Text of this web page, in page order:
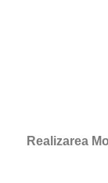
Realizarea